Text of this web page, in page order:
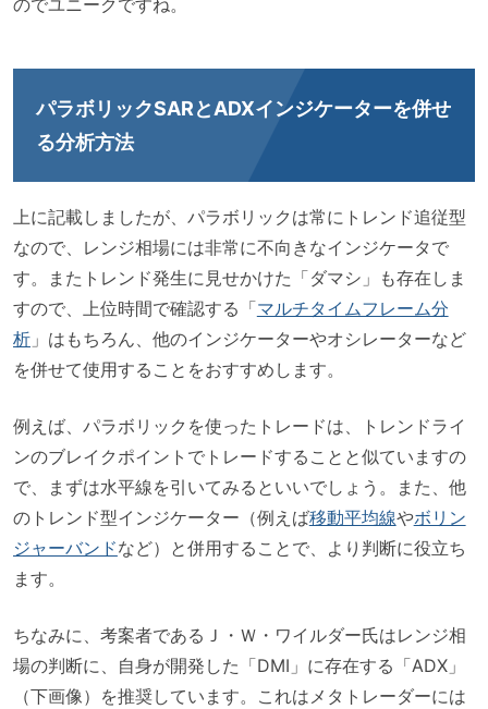
パラボリックSARとADXインジケーターを併せ
る分析方法
上に記載しましたが、パラボリックは常にトレンド追従型
なので、レンジ相場には非常に不向きなインジケータで
す。またトレンド発生に見せかけた「ダマシ」も存在しま
すので、上位時間で確認する「マルチタイムフレーム分
析」はもちろん、他のインジケーターやオシレーターなど
を併せて使用することをおすすめします。
例えば、パラボリックを使ったトレードは、トレンドライ
ンのブレイクポイントでトレードすることと似ていますの
で、まずは水平線を引いてみるといいでしょう。また、他
のトレンド型インジケーター（例えば移動平均線やボリン
ジャーバンドなど）と併用することで、より判断に役立ち
ます。
ちなみに、考案者であるＪ・Ｗ・ワイルダー氏はレンジ相
場の判断に、自身が開発した「DMI」に存在する「ADX」
（下画像）を推奨しています。これはメタトレーダーには